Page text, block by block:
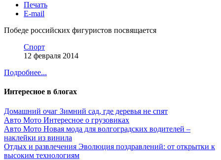
Печать
E-mail
Победе российских фигуристов посвящается
Спорт
12 февраля 2014
Подробнее...
Интересное в блогах
Домашний очаг Зимний сад, где деревья не спят
Авто Мото Интересное о грузовиках
Авто Мото Новая мода для волгоградских водителей –
наклейки из винила
Отдых и развлечения Эволюция поздравлений: от открытки к
высоким технологиям